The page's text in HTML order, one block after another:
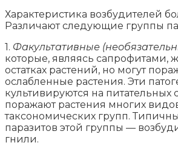
Характеристика возбудителей
Различают следующие группы
1. Факультативные
которые, являясь сапрофитами,
остатках растений, но могут
ослабленные растения. Эти
культивируются на питательных
поражают растения многих
таксономических групп.
паразитов этой группы —
гнили.